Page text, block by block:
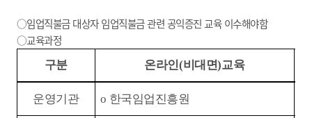
○임업직불금 대상자 임업직불금 관련 공익증진 교육 이수해야함
○교육과정
구분 온라인(비대면)교육
운영기관 o 한국임업진흥원